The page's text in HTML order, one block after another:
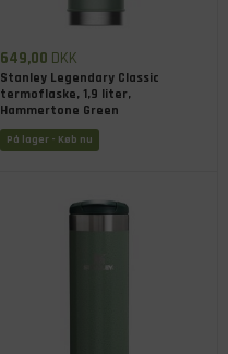
649,00 DKK
Stanley Legendary Classic
termoflaske, 1,9 liter,
Hammertone Green
På lager - Køb nu